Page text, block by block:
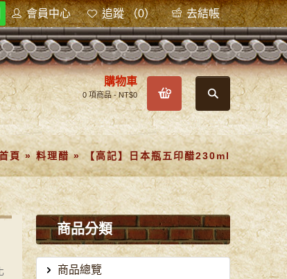
會員中心 追蹤 （0） 去結帳
購物車
0 項商品 - NT$0
頁»料理醋» 【高記】日本瓶五印醋230ml
商品分類
商品總覽